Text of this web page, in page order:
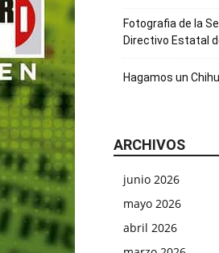
Fotografia de la
Directivo Estatal
Hagamos un
ARCHIVOS
junio 2026
mayo 2026
abril 2026